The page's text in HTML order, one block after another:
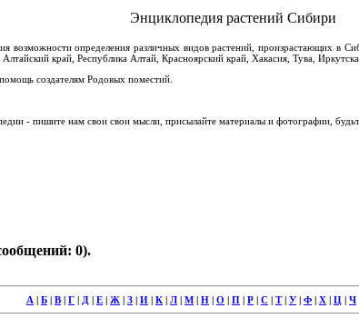
Энциклопедия растений Сибири
возможности определения различных видов растений, произрастающих в
край, Республика Алтай, Красноярский край, Хакасия, Тува,
создателям Родовых поместий.
- пишите нам свои свои мысли, присылайте материалы и фотографии,
0).
А | Б | В | Г | Д | Е | Ж | З | И | К | Л | М | Н | О | П | Р | С | Т| У | Ф | Х | Ц | Ч